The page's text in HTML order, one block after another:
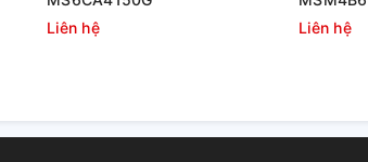
quá trình sử dụng.
Liên hệ
Liên hệ